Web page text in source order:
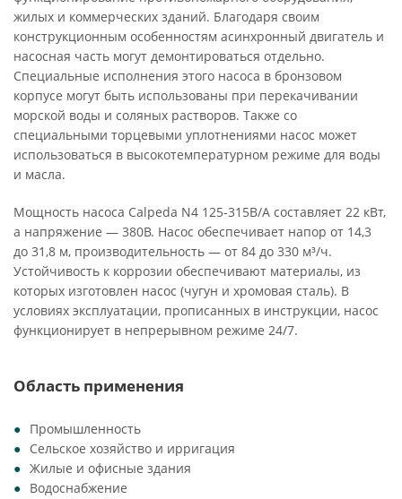
жилых и коммерческих зданий. Благодаря своим
конструкционным особенностям асинхронный двигатель и
насосная часть могут демонтироваться отдельно.
Специальные исполнения этого насоса в бронзовом
корпусе могут быть использованы при перекачивании
морской воды и соляных растворов. Также со
специальными торцевыми уплотнениями насос может
использоваться в высокотемпературном режиме для воды
и масла.
Мощность насоса Calpeda N4 125-315B/A составляет 22 кВт,
а напряжение — 380В. Насос обеспечивает напор от 14,3
до 31,8 м, производительность — от 84 до 330 м³/ч.
Устойчивость к коррозии обеспечивают материалы, из
которых изготовлен насос (чугун и хромовая сталь). В
условиях эксплуатации, прописанных в инструкции, насос
функционирует в непрерывном режиме 24/7.
Область применения
Промышленность
Сельское хозяйство и ирригация
Жилые и офисные здания
Водоснабжение